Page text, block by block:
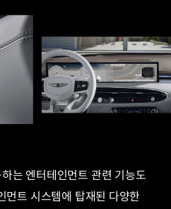
는 엔터테인먼트 관련 기능도
먼트 시스템에 탑재된 다양한